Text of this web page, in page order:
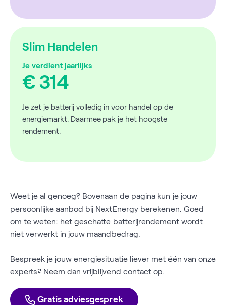
Slim Handelen
Je verdient jaarlijks
€ 314
Je zet je batterij volledig in voor handel op de
energiemarkt. Daarmee pak je het hoogste
rendement.
Weet je al genoeg? Bovenaan de pagina kun je jouw
persoonlijke aanbod bij NextEnergy berekenen. Goed
om te weten: het geschatte batterijrendement wordt
niet verwerkt in jouw maandbedrag.
Bespreek je jouw energiesituatie liever met één van onze
experts? Neem dan vrijblijvend contact op.
Gratis adviesgesprek